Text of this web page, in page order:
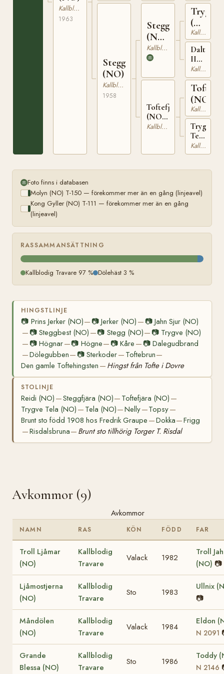
Kallblodig Travare
1963
Steggfjära
(NO)
Kallblodig Travare
1958
Stegg
(NO)
T-169
Kallblodig Travare
Toftefjära
(NO)
T-1132
Kallblodig Travare
458
Trygve
(NO)
T-
66
Kallblodig Travare
Dalterna
II
(NO)
T-
201
Kallblodig Travare
(NO)
Kallblodig Travare
Trygve
Tela
(NO)
T-
Kallblodig Travare
Foto finns i databasen
Molyn (NO) T-150 — förekommer mer än en gång (linjeavel)
Kong Gyller (NO) T-111 — förekommer mer än en gång
(linjeavel)
RASSAMMANSÄTTNING
Kallblodig Travare 97 % Dölehäst 3 %
HINGSTLINJE
📷 Prins Jerker (NO)— 📷Jerker (NO) — 📷Jahn Sjur (NO)
— 📷Steggbest (NO) —📷 Stegg (NO)— 📷 Trygve (NO)
— 📷Högnar—📷 Högne— 📷Kåre — 📷 Dalegudbrand
—Dölegubben— 📷Sterkoder— Toftebrun—
Den gamle Toftehingsten — Hingst från Tofte i Dovre
STOLINJE
Reidi (NO) —Steggfjära (NO)— Toftefjära (NO) —
Trygve Tela (NO) — Tela (NO)—Nelly—Topsy—
Brunt sto född 1908 hos Fredrik Graupe —Dokka—Frigg
—Risdalsbruna— Brunt sto tillhörig Torger T. Risdal
Avkommor (9)
Avkommor
NAMN RAS KÖN FÖDD FAR
Troll Ljåmar
(NO)
Kallblodig
Travare
Valack 1982
Troll
(NO) 📷
Ljåmostjerna
(NO)
Kallblodig
Travare
Sto 1983
Ullnix
📷
Måndölen
(NO)
Kallblodig
Travare
Valack 1984
Eldon
N 2091
Grande
Blessa (NO)
Kallblodig
Travare
Sto 1986
Toddy
N 2146